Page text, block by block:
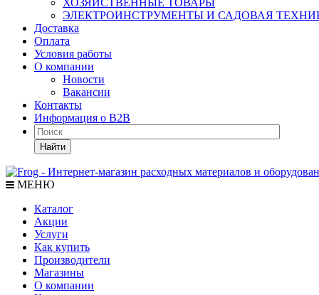
ХОЗЯЙСТВЕННЫЕ ТОВАРЫ
ЭЛЕКТРОИНСТРУМЕНТЫ И САДОВАЯ
Доставка
Оплата
Условия работы
О компании
Новости
Вакансии
Контакты
Информация о B2B
Найти
МЕНЮ
Каталог
Акции
Услуги
Как купить
Производители
Магазины
О компании